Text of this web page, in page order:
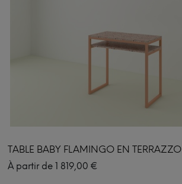
TABLE BABY FLAMINGO EN TERRAZZO
À partir de 1 819,00 €